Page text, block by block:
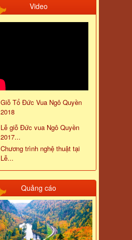
Video
Giỗ Tổ Đức Vua Ngô Quyền
2018
Lễ giỗ Đức vua Ngô Quyền
2017...
Chương trình nghệ thuật tại
Lễ...
Quảng cáo